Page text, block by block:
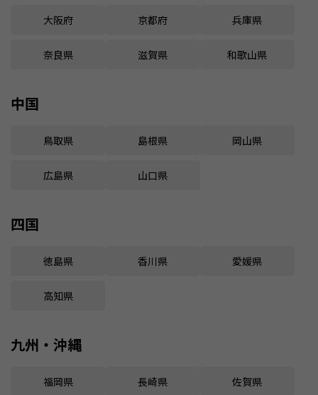
大阪府 京都府 兵庫県
奈良県 滋賀県 和歌山県
中国
鳥取県 島根県 岡山県
広島県 山口県
四国
徳島県 香川県 愛媛県
高知県
九州・沖縄
福岡県 長崎県 佐賀県